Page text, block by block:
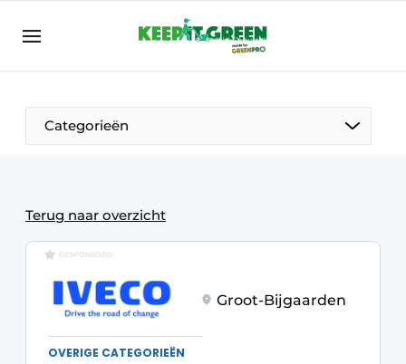
NL ENG FR
Categorieën
Terug naar overzicht
GESPONSORD
Groot-Bijgaarden
OVERIGE CATEGORIEËN